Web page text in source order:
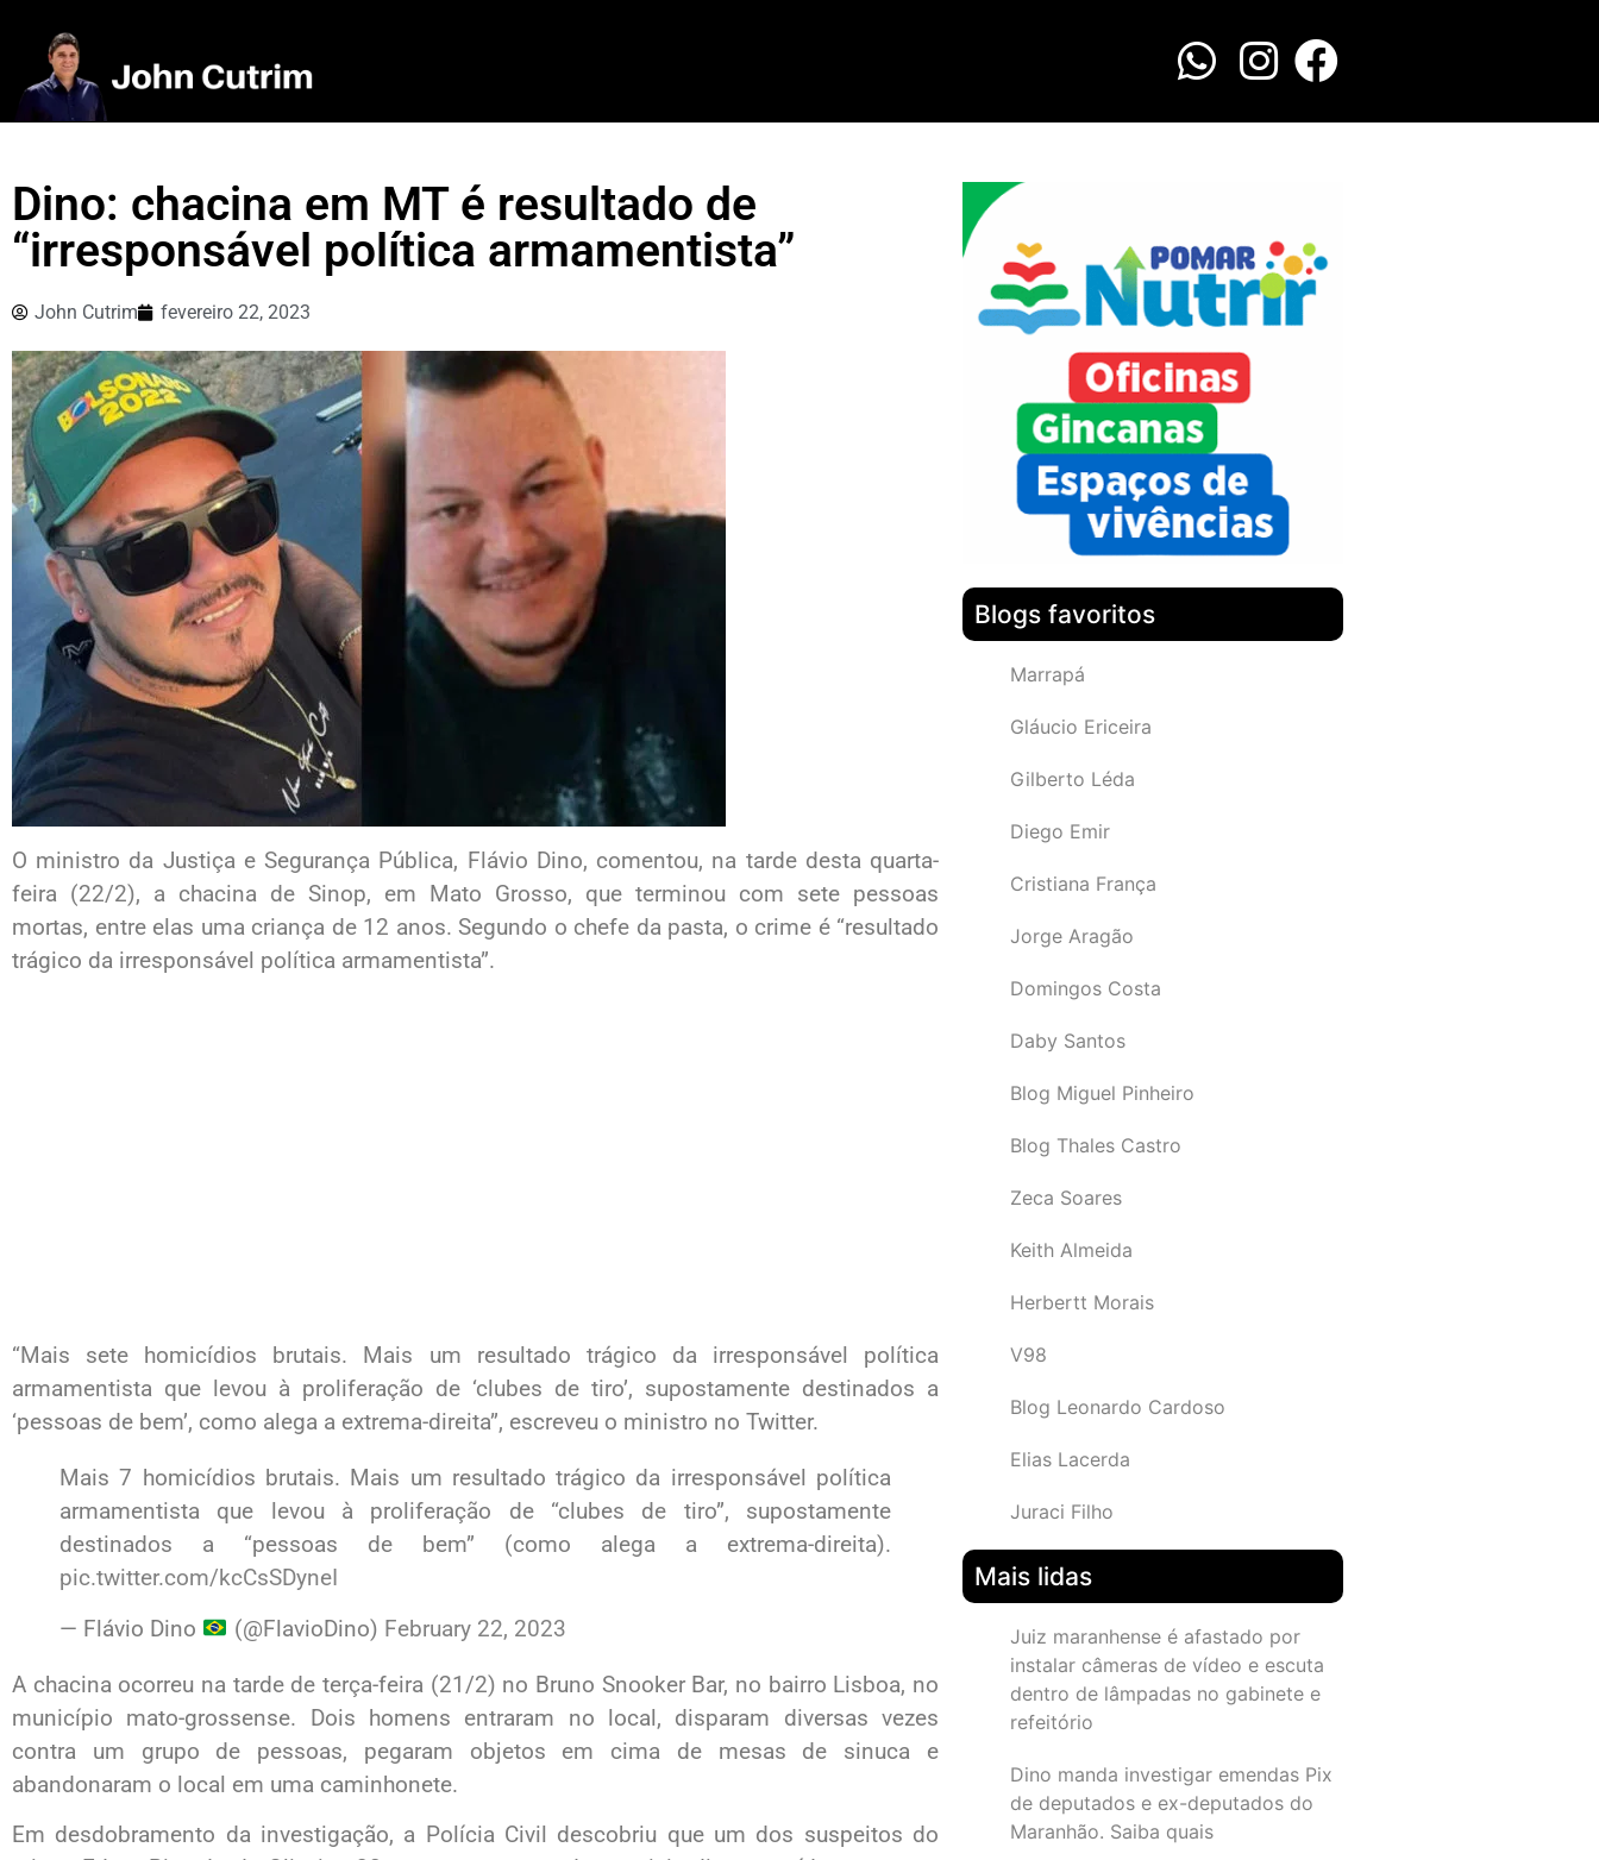
Dino: chacina em MT é resultado de
“irresponsável política armamentista”
John Cutrim fevereiro 22, 2023
O ministro da Justiça e Segurança Pública, Flávio Dino, comentou, na tarde desta quarta-
feira (22/2), a chacina de Sinop, em Mato Grosso, que terminou com sete pessoas
mortas, entre elas uma criança de 12 anos. Segundo o chefe da pasta, o crime é “resultado
trágico da irresponsável política armamentista”.
“Mais sete homicídios brutais. Mais um resultado trágico da irresponsável política
armamentista que levou à proliferação de ‘clubes de tiro’, supostamente destinados a
‘pessoas de bem’, como alega a extrema-direita”, escreveu o ministro no Twitter.
Mais 7 homicídios brutais. Mais um resultado trágico da irresponsável política
armamentista que levou à proliferação de “clubes de tiro”, supostamente
destinados a “pessoas de bem” (como alega a extrema-direita).
pic.twitter.com/kcCsSDyneI
— Flávio Dino
(@FlavioDino) February 22, 2023
A chacina ocorreu na tarde de terça-feira (21/2) no Bruno Snooker Bar, no bairro Lisboa, no
município mato-grossense. Dois homens entraram no local, disparam diversas vezes
contra um grupo de pessoas, pegaram objetos em cima de mesas de sinuca e
abandonaram o local em uma caminhonete.
Em desdobramento da investigação, a Polícia Civil descobriu que um dos suspeitos do
Blogs favoritos
Marrapá
Gláucio Ericeira
Gilberto Léda
Diego Emir
Cristiana França
Jorge Aragão
Domingos Costa
Daby Santos
Blog Miguel Pinheiro
Blog Thales Castro
Zeca Soares
Keith Almeida
Herbertt Morais
V98
Blog Leonardo Cardoso
Elias Lacerda
Juraci Filho
Mais lidas
Juiz maranhense é afastado por
instalar câmeras de vídeo e escuta
dentro de lâmpadas no gabinete e
refeitório
Dino manda investigar emendas Pix
de deputados e ex-deputados do
Maranhão. Saiba quais